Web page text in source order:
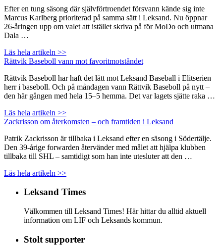
Efter en tung säsong där självförtroendet försvann kände sig inte
Marcus Karlberg prioriterad på samma sätt i Leksand. Nu öppnar
26-åringen upp om valet att istället skriva på för MoDo och utmana
Dala …
Läs hela artikeln >>
Rättvik Baseboll vann mot favoritmotståndet
Rättvik Baseboll har haft det lätt mot Leksand Baseball i Elitserien
herr i baseboll. Och på måndagen vann Rättvik Baseboll på nytt –
den här gången med hela 15–5 hemma. Det var lagets sjätte raka …
Läs hela artikeln >>
Zackrisson om återkomsten – och framtiden i Leksand
Patrik Zackrisson är tillbaka i Leksand efter en säsong i Södertälje.
Den 39-årige forwarden återvänder med målet att hjälpa klubben
tillbaka till SHL – samtidigt som han inte utesluter att den …
Läs hela artikeln >>
Leksand Times
Välkommen till Leksand Times! Här hittar du alltid aktuell
information om LIF och Leksands kommun.
Stolt supporter